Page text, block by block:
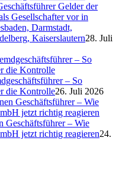
Gelder der
Gesellschafter vor in
Darmstadt,
Kaiserslautern28. Juli
– So
die Kontrolle26. Juli 2026
Geschäftsführer – Wie
jetzt richtig reagieren24.